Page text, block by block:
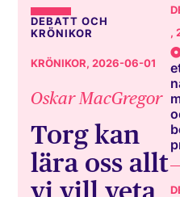
DEBATT OCH
KRÖNIKOR
KRÖNIKOR, 2026-06-01
Oskar MacGregor
Torg kan
lära oss allt
,